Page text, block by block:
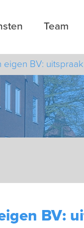
Team
eigen BV: uitspraak
BV: